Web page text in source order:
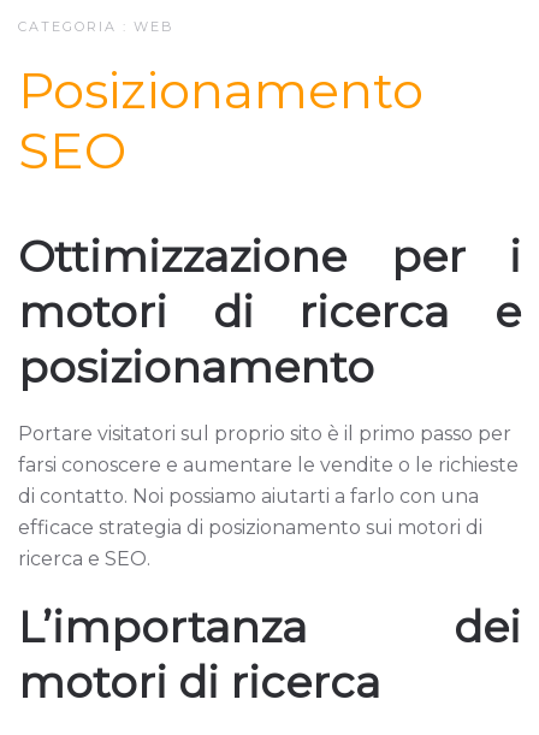
CATEGORIA : WEB
Posizionamento
SEO
Ottimizzazione per i
motori di ricerca e
posizionamento
Portare visitatori sul proprio sito è il primo passo per
farsi conoscere e aumentare le vendite o le richieste
di contatto. Noi possiamo aiutarti a farlo con una
efficace strategia di posizionamento sui motori di
ricerca e SEO.
L’importanza dei
motori di ricerca